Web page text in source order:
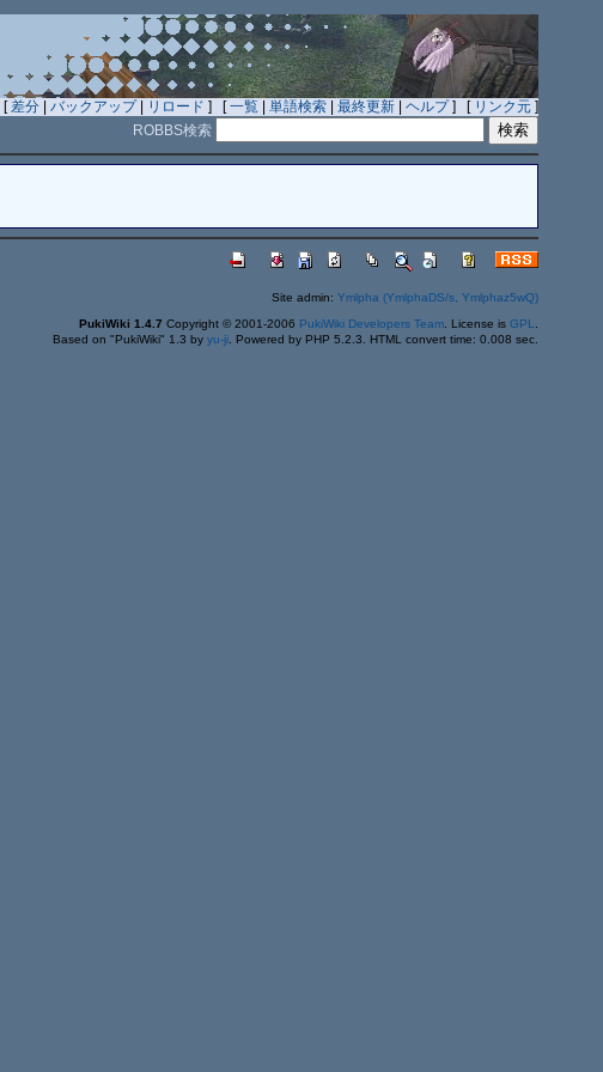
[ 差分 |バックアップ| リロード ] [一覧 |単語検索 |最終更新 |ヘルプ] [ リンク元 ]
ROBBS検索
Site admin:Ymlpha (YmlphaDS/s, Ymlphaz5wQ)
PukiWiki 1.4.7 Copyright © 2001-2006 PukiWiki Developers Team. License isGPL.
Based on "PukiWiki" 1.3 byyu-ji. Powered by PHP 5.2.3. HTML convert time: 0.008 sec.